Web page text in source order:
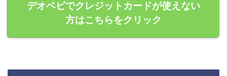
デオベビでクレジットカードが使えない
方はこちらをクリック